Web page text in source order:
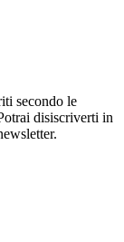
secondo le
disiscriverti in